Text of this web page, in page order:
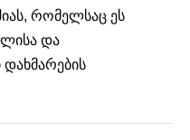
რომელსაც ეს
და